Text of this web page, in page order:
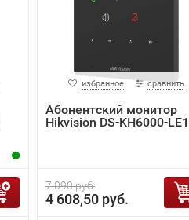
избранное сравнить
Абонентский монитор
Hikvision DS-KH6000-LE1
7 090 руб.
4 608,50 руб.